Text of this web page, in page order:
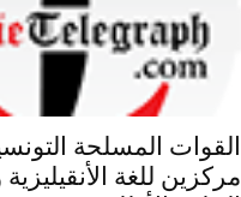
القوات المسلحة
مركزين للغة